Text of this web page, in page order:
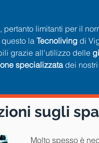
, pertanto limitanti per il
la Tecnolivingdi
grazie all'utilizzo delle
specializzatadei nostri
sugli
Molto spesso è